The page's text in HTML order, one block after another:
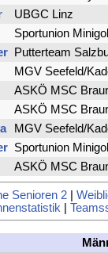
UBGC Linz
Sportunion
Putterteam
MGV Seefeld/
ASKÖ MSC
ASKÖ MSC
MGV Seefeld/
Sportunion
ASKÖ MSC
Senioren 2|